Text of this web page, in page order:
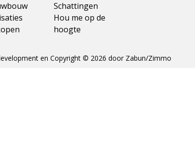
Schattingen
Hou me op de
hoogte
en Copyright © 2026 door Zabun/Zimmo